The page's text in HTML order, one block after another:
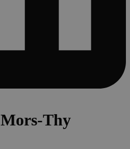
Mors-Thy